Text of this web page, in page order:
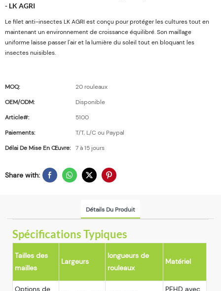
- LK AGRI
Le filet anti-insectes LK AGRI est conçu pour protéger les cultures tout en
maintenant un environnement de croissance équilibré. Son maillage
uniforme laisse passer l'air et la lumière du soleil tout en bloquant les
insectes nuisibles.
MOQ:
20 rouleaux
OEM/ODM:
Disponible
Article#:
5100
Paiements:
T/T, L/C ou Paypal
Délai De Mise En Œuvre:
7 à 15 jours
Share with:
Détails Du Produit
Spécifications Typiques
Tailles des
mailles
Largeurs
longueurs de
rouleaux
Matériel
Options de
PEHD avec